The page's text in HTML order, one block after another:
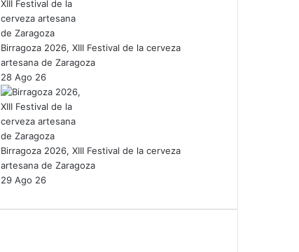
Birragoza 2026, XIII Festival de la cerveza
artesana de Zaragoza
28 Ago 26
Birragoza 2026, XIII Festival de la cerveza
artesana de Zaragoza
29 Ago 26